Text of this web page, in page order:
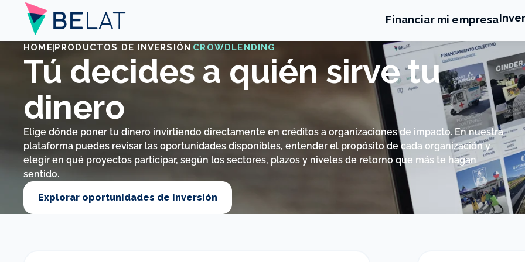
Financiar mi empresa
HOME| PRODUCTOS DE INVERSIÓN |CROWDLENDING
Tú decides a quién sirve tu
dinero
Elige dónde poner tu dinero invirtiendo directamente en créditos a organizaciones de impacto. En nuestra
plataforma puedes revisar las oportunidades disponibles, entender el propósito de cada organización y
elegir en qué proyectos participar, según los sectores, plazos y niveles de retorno que más te hagan
sentido.
Explorar oportunidades de inversión